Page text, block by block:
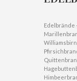
Edelbrände